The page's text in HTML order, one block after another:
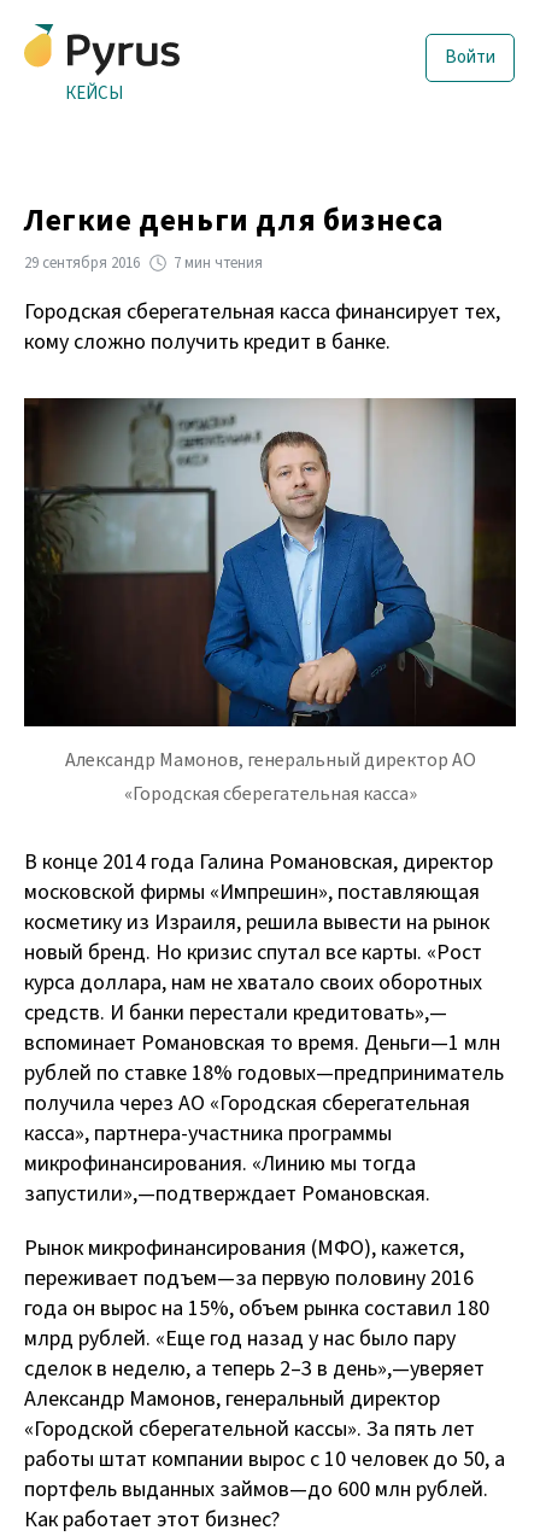
КЕЙСЫ
Войти
Легкие деньги для бизнеса
29 сентября 2016 7 мин чтения
Городская сберегательная касса финансирует тех,
кому сложно получить кредит в банке.
Александр Мамонов, генеральный директор АО
«Городская сберегательная касса»
В конце 2014 года Галина Романовская, директор
московской фирмы «Импрешин», поставляющая
косметику из Израиля, решила вывести на рынок
новый бренд. Но кризис спутал все карты. «Рост
курса доллара, нам не хватало своих оборотных
средств. И банки перестали кредитовать», —
вспоминает Романовская то время. Деньги — 1 млн
рублей по ставке 18% годовых — предприниматель
получила через АО «Городская сберегательная
касса», партнера-участника программы
микрофинансирования. «Линию мы тогда
запустили», — подтверждает Романовская.
Рынок микрофинансирования (МФО), кажется,
переживает подъем — за первую половину 2016
года он вырос на 15%, объем рынка составил 180
млрд рублей. «Еще год назад у нас было пару
сделок в неделю, а теперь 2–3 в день», — уверяет
Александр Мамонов, генеральный директор
«Городской сберегательной кассы». За пять лет
работы штат компании вырос с 10 человек до 50, а
портфель выданных займов — до 600 млн рублей.
Как работает этот бизнес?